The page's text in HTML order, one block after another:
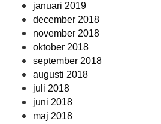
januari 2019
december 2018
november 2018
oktober 2018
september 2018
augusti 2018
juli 2018
juni 2018
maj 2018